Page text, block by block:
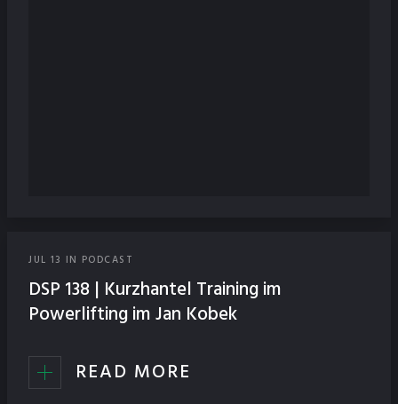
JUL 13 IN PODCAST
DSP 138 | Kurzhantel Training im
Powerlifting im Jan Kobek
READ MORE